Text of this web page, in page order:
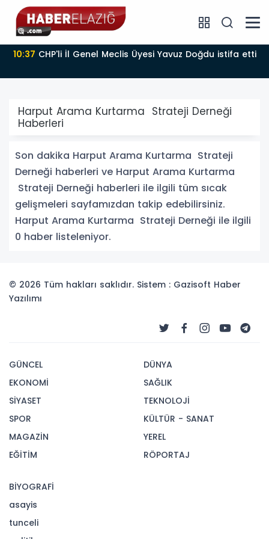
10:37 CHP'li İl Genel Meclis Üyesi Yavuz Doğdu istifa etti
Harput Arama Kurtarma Strateji Derneği
Haberleri
Son dakika Harput Arama Kurtarma Strateji
Derneği haberleri ve Harput Arama Kurtarma
Strateji Derneği haberleri ile ilgili tüm sıcak
gelişmeleri sayfamızdan takip edebilirsiniz.
Harput Arama Kurtarma Strateji Derneği ile ilgili
0 haber listeleniyor.
© 2026 Tüm hakları saklıdır. Sistem : Gazisoft Haber
Yazılımı
GÜNCEL
EKONOMİ
SİYASET
SPOR
MAGAZİN
EĞİTİM
DÜNYA
SAĞLIK
TEKNOLOJİ
KÜLTÜR - SANAT
YEREL
RÖPORTAJ
BİYOGRAFİ
asayis
tunceli